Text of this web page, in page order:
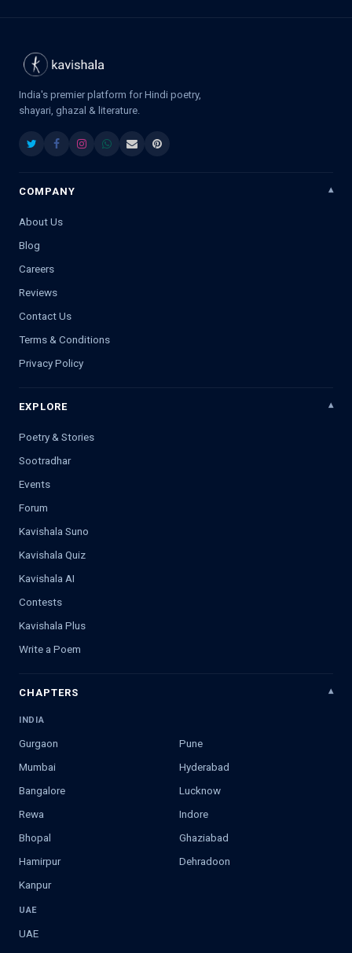
India's premier platform for Hindi poetry,
shayari, ghazal & literature.
COMPANY
About Us
Blog
Careers
Reviews
Contact Us
Terms & Conditions
Privacy Policy
EXPLORE
Poetry & Stories
Sootradhar
Events
Forum
Kavishala Suno
Kavishala Quiz
Kavishala AI
Contests
Kavishala Plus
Write a Poem
CHAPTERS
INDIA
Gurgaon
Pune
Mumbai
Hyderabad
Bangalore
Lucknow
Rewa
Indore
Bhopal
Ghaziabad
Hamirpur
Dehradoon
Kanpur
UAE
UAE